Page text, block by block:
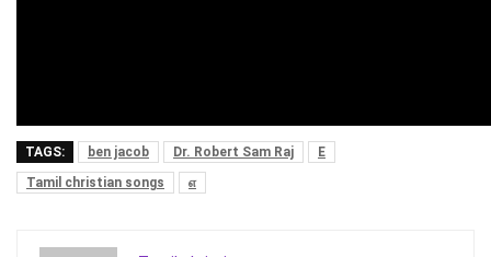
TAGS: ben jacob Dr. Robert Sam Raj
E
Tamil christian songs
எ